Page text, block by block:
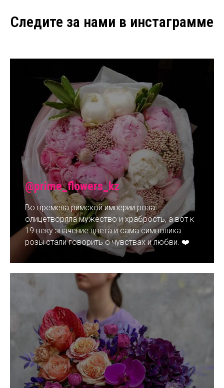
Следите за нами в инстаграмме
@prime_flowers_kz
Во времена римской империи роза
олицетворяла мужество и храбрость, а вот к
19 веку значение цвета и сама символика
розы стали говорить о чувствах и любви. ❤️